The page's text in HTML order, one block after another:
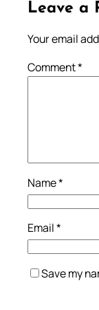
Leave a
Your email
Comment*
Name*
Email*
Save my